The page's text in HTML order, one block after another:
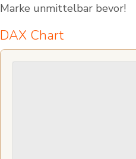
Marke unmittelbar bevor!
DAX Chart